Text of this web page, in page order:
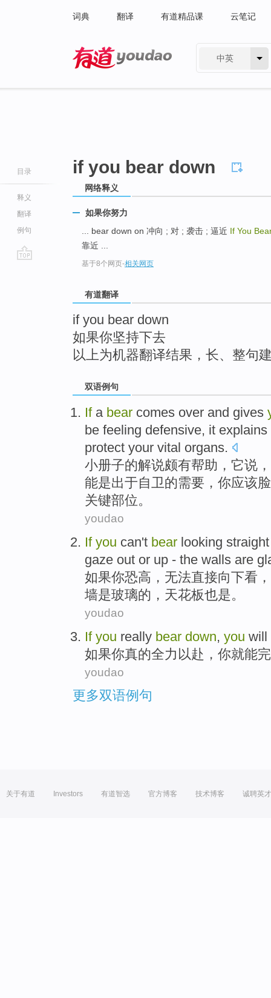
词典 翻译 有道精品课 云笔记
中英
目录
释义
翻译
例句
if you bear down
网络释义
如果你努力
... bear down on 冲向 ; 对 ; 袭击 ; 逼近 If You
靠近 ...
基于8个网页-相关网页
有道翻译
if you bear down
如果你坚持下去
以上为机器翻译结果，长、整句
双语例句
If a bear comes over and gives
be feeling defensive, it
protect your vital organs.
小册子的解说颇有帮助， 它说，
能是出于自卫的需要，你应该脸
关键部位。
youdao
If you can't bear looking
gaze out or up - the walls are
如果你恐高 ， 无法直接向下看，
墙是玻璃的， 天花板也是。
youdao
If you really bear down, you will
如果你真的全力以赴 ，你就能
youdao
更多双语例句
关于有道 Investors 有道智选 官方博客 技术博客 诚聘英才